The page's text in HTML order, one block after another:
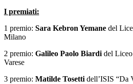
I premiati:
1 premio: Sara Kebron Yemane del
Milano
2 premio: Galileo Paolo Biardi del
Varese
3 premio: Matilde Tosetti dell’ISIS “Da